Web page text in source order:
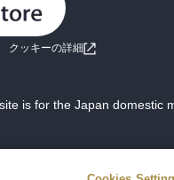
クッキーの詳細
is for the Japan domestic